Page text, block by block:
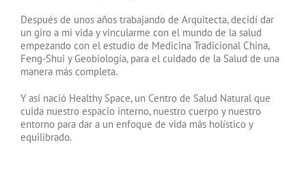
Después de unos años trabajando de Arquitecta, decidí dar
un giro a mi vida y vincularme con el mundo de la salud
empezando con el estudio de Medicina Tradicional China,
Feng-Shui y Geobiología, para el cuidado de la Salud de una
manera más completa.
Y así nació Healthy Space, un Centro de Salud Natural que
cuida nuestro espacio interno, nuestro cuerpo y nuestro
entorno para dar a un enfoque de vida más holístico y
equilibrado.